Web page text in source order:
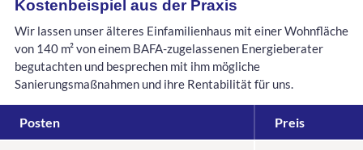
Kostenbeispiel aus der Praxis
Wir lassen unser älteres Einfamilienhaus mit einer Wohnfläche
von 140 m² von einem BAFA-zugelassenen Energieberater
begutachten und besprechen mit ihm mögliche
Sanierungsmaßnahmen und ihre Rentabilität für uns.
Posten Preis